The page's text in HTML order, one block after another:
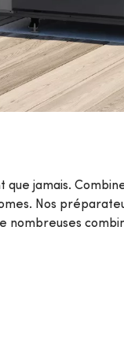
jamais.
Nos